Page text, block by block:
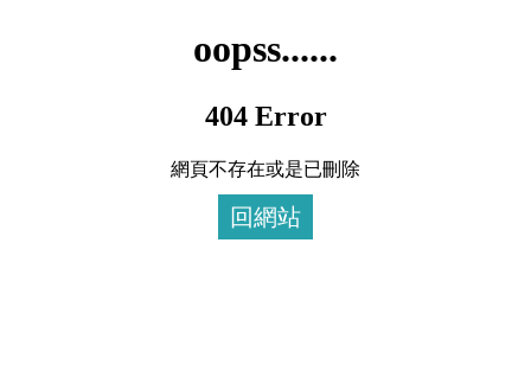
oopss......
404 Error
網頁不存在或是已刪除
回網站